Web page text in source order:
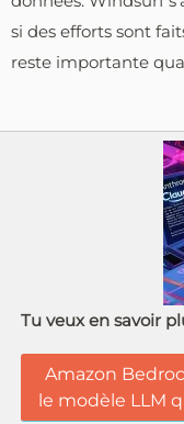
si des efforts sont
reste importante
Tu veux en savoir
Amazon
le modèle LLM